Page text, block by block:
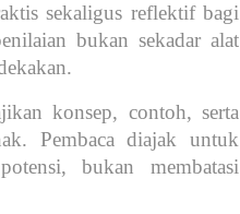
sekaligus reflektif bagi
bukan sekadar alat
konsep, contoh, serta
Pembaca diajak untuk
bukan membatasi